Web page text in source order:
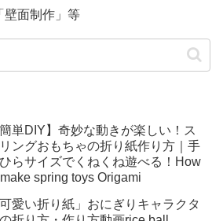
壁面制作」等
簡単DIY】奇妙な動きが楽しい！ス
ングおもちゃの折り紙作り方｜手
らサイズでくねくね遊べる！How
spring toys Origami
可愛い折り紙」おにぎりキャラクタ